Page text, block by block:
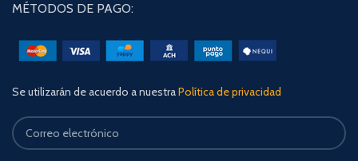
MÉTODOS DE PAGO:
Se utilizarán de acuerdo a nuestraPolítica de privacidad